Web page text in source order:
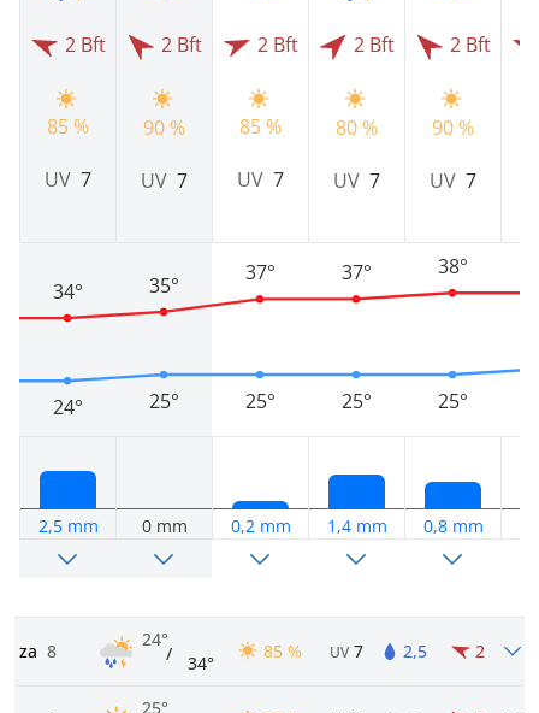
2 Bft
85 %
UV 7
24°
34°
2,5 mm
2 Bft
90 %
UV 7
25°
35°
0 mm
2 Bft
85 %
UV 7
25°
37°
0,2 mm
2 Bft
80 %
UV 7
25°
37°
1,4 mm
2 Bft
90 %
UV 7
25°
38°
0,8 mm
za 8
24°
/ 34°
85 % UV 7 2,5 2
25°